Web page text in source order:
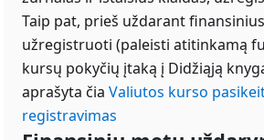
Taip pat, prieš uždarant
užregistruoti (paleisti atitinkamą
kursų pokyčių įtaką į Didžiąją
aprašyta čia Valiutos kurso
registravimas